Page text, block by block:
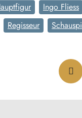
Ingo Fliess
Regisseur